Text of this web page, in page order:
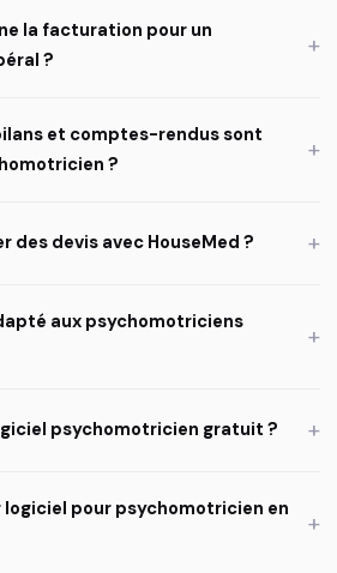
la facturation pour un
?
+
et comptes-rendus sont
?
+
des devis avec HouseMed ? +
aux psychomotriciens
+
psychomotricien gratuit ? +
logiciel pour psychomotricien en
+